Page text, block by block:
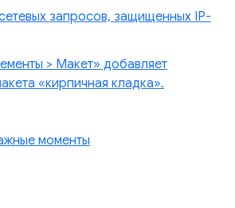
запросов, защищенных IP-
> Макет» добавляет
«кирпичная кладка».
моменты